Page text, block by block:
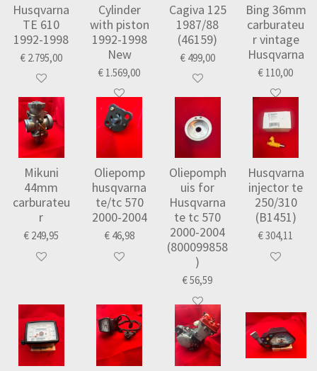
Husqvarna
TE 610
1992-1998
€ 2.795,00
Cylinder
with piston
1992-1998
New
€ 1.569,00
Cagiva 125
1987/88
(46159)
€ 499,00
Bing 36mm
carburateu
r vintage
Husqvarna
€ 110,00
Mikuni
44mm
carburateu
r
€ 249,95
Oliepomp
husqvarna
te/tc 570
2000-2004
€ 46,98
Oliepomph
uis for
Husqvarna
te tc 570
2000-2004
(800099858
)
€ 56,59
Husqvarna
injector te
250/310
(B1451)
€ 304,11